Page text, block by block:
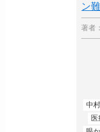
ン
著者：
中